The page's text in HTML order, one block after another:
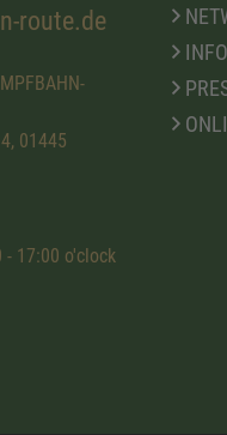
route.de
01445
- 17:00 o'clock